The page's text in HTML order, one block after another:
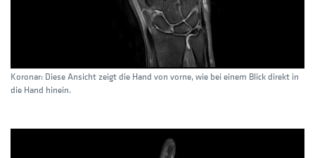
Koronar: Diese Ansicht zeigt die Hand von vorne, wie bei einem Blick direkt in
die Hand hinein.